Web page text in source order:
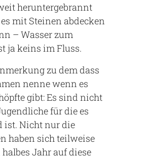
heruntergebrannt
mit Steinen abdecken
– Wasser zum
ja keins im Fluss.
zu dem dass
nenne wenn es
gibt: Es sind nicht
für die es
ist. Nicht nur die
haben sich teilweise
Jahr auf diese